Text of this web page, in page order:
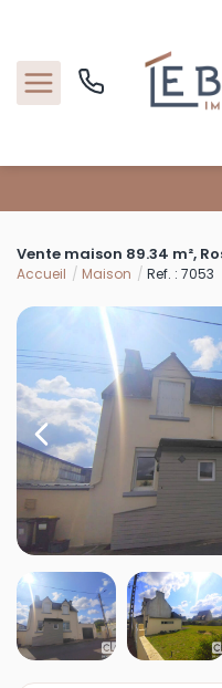
Nos biens
Estimation
Nos agences
Contact
Vente maison 89.34 m²,
Accueil Maison Ref. : 7053